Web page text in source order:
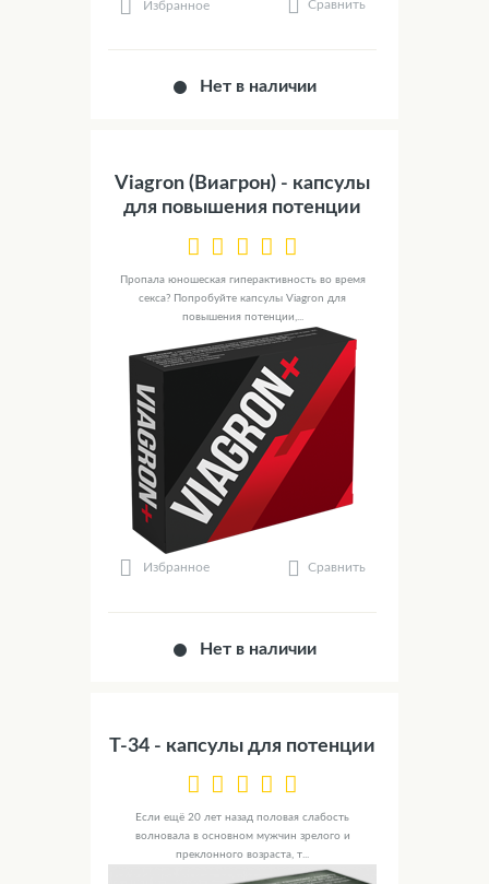
Избранное Сравнить
Нет в наличии
Viagron (Виагрон) - капсулы
для повышения потенции
Пропала юношеская гиперактивность во время
секса? Попробуйте капсулы Viagron для
повышения потенции,...
Избранное Сравнить
Нет в наличии
Т-34 - капсулы для потенции
Если ещё 20 лет назад половая слабость
волновала в основном мужчин зрелого и
преклонного возраста, т...